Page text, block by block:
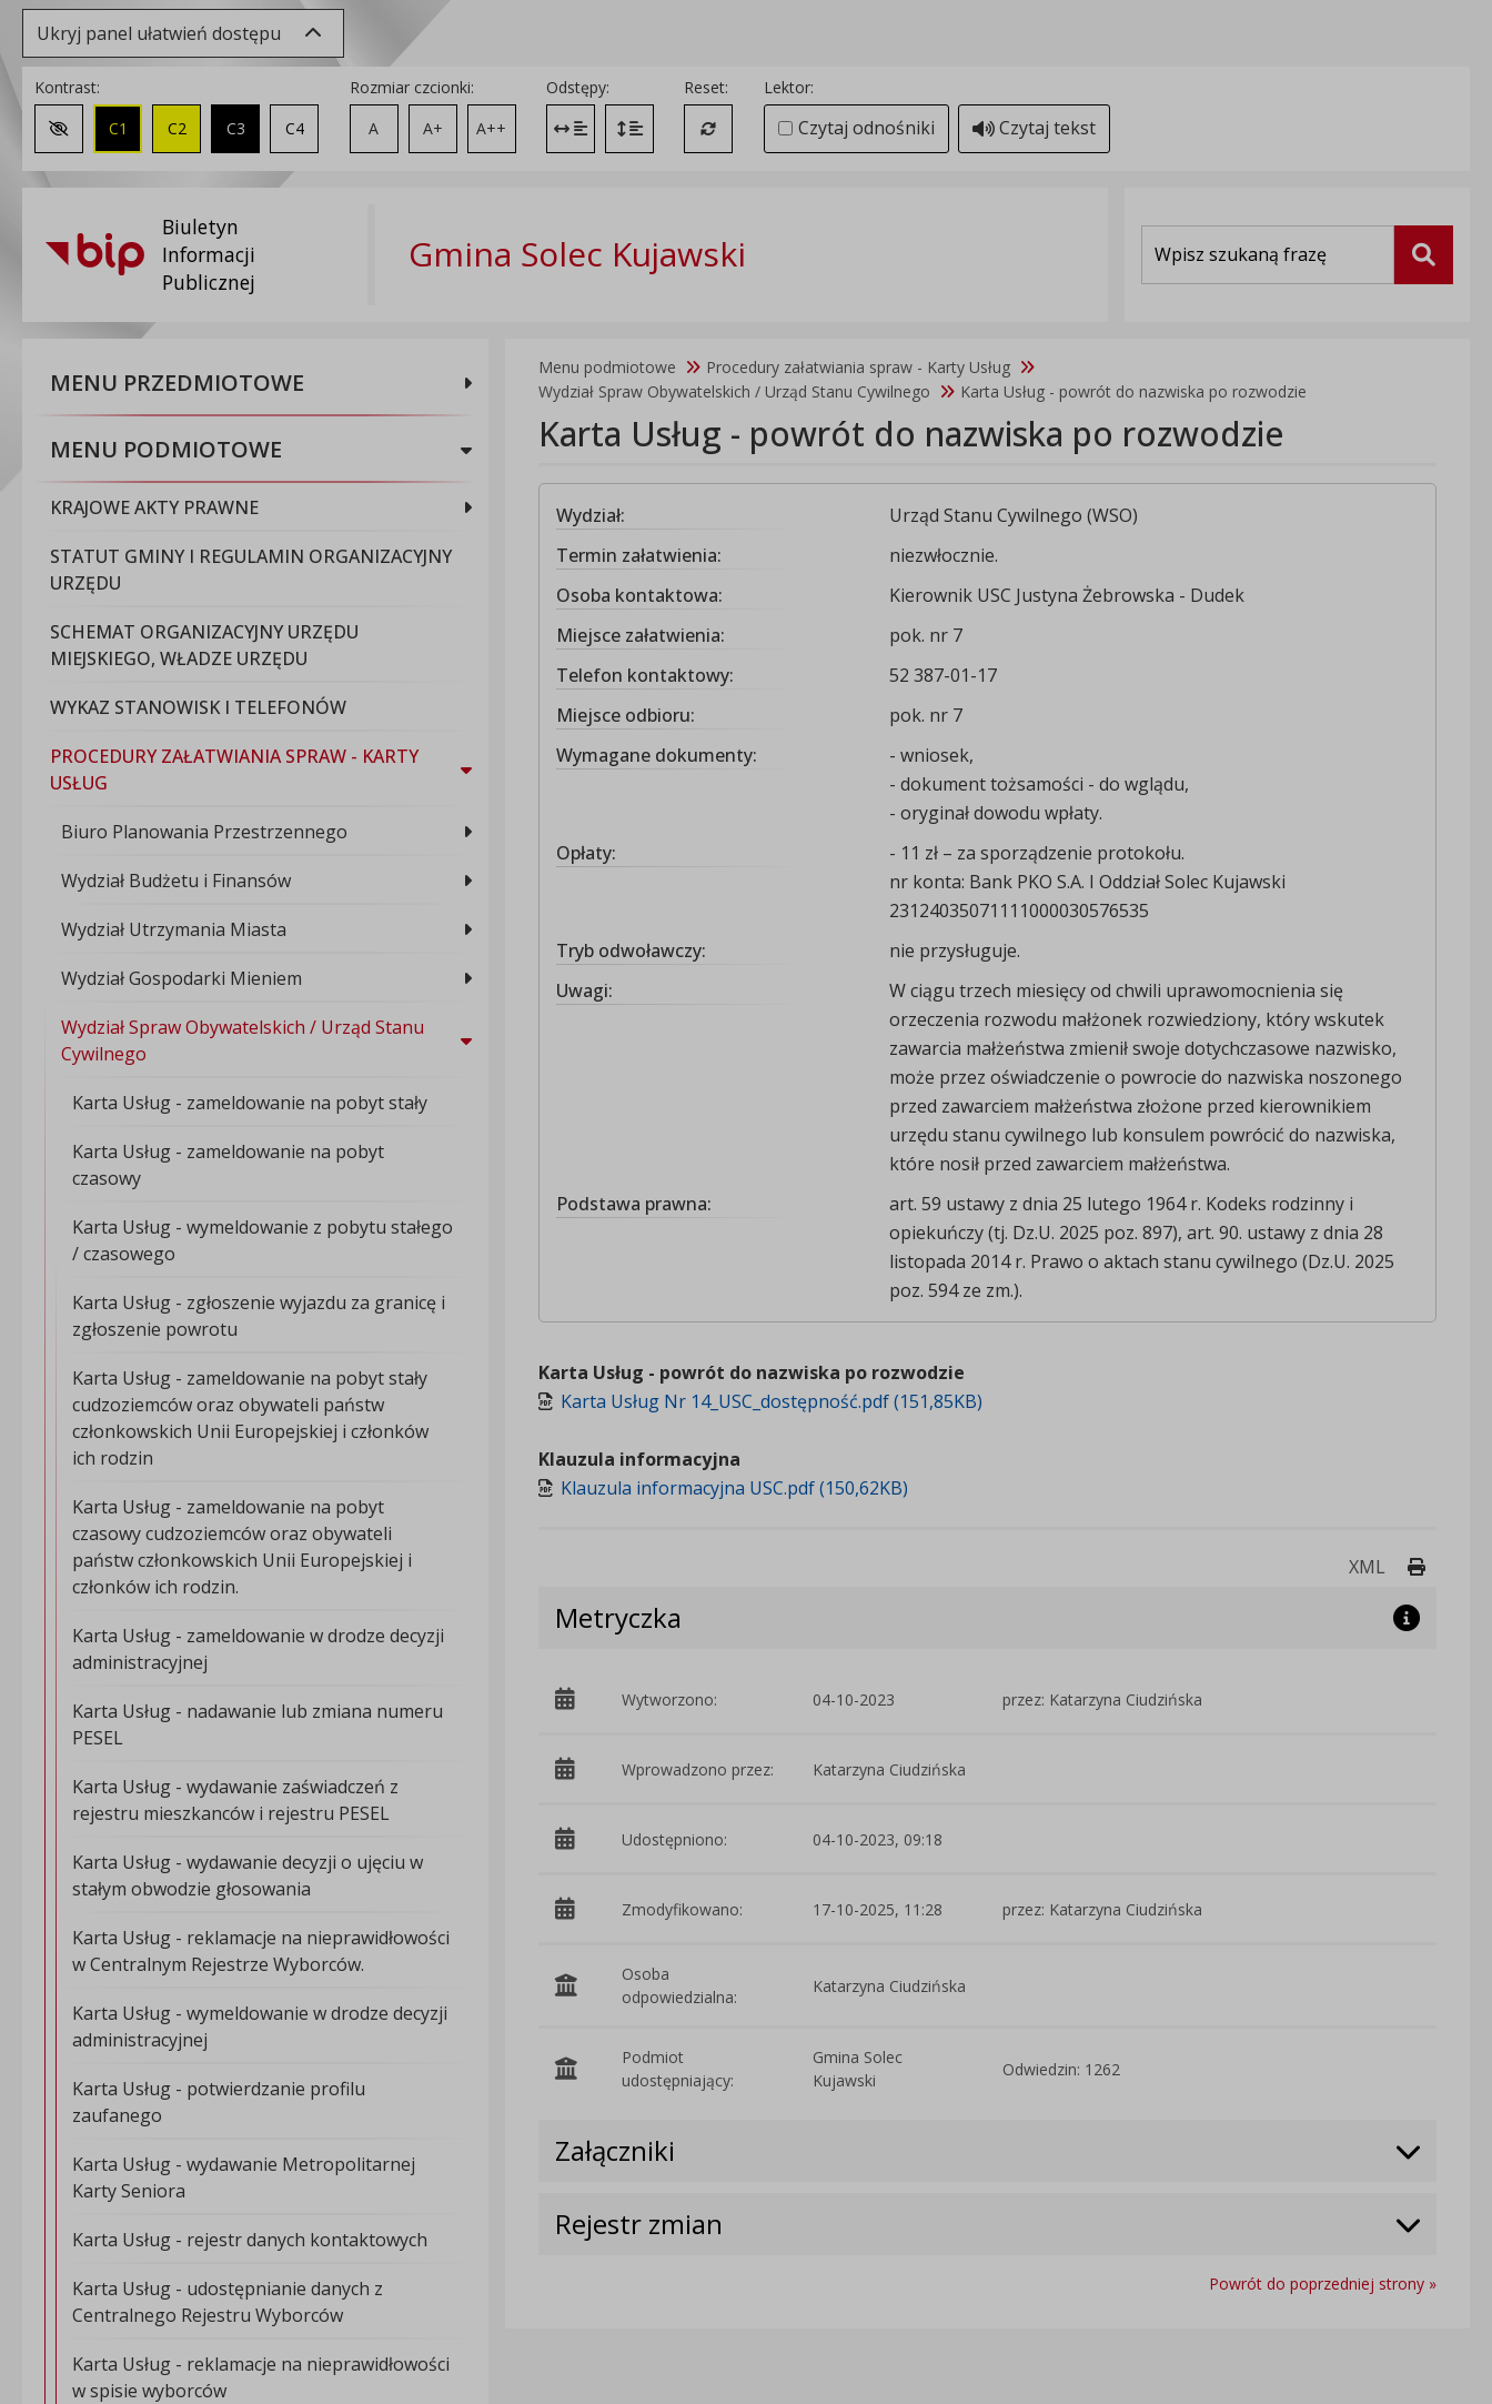
Ukryj panel ułatwień dostępu
Kontrast:
Zmień kontrast na domyślny
C1 C2 C3 C4
Rozmiar czcionki:
A
A+ A++
Odstępy:
Zmień odstęp między literami
Zmień interlinię i margines między paragrafami
Reset:
Przywróć ustawienia domyślne
Lektor:
Czytaj odnośniki Czytaj tekst
Biuletyn
Informacji
Publicznej
Gmina Solec Kujawski Szukaj
MENU PRZEDMIOTOWE
MENU PODMIOTOWE
KRAJOWE AKTY PRAWNE
STATUT GMINY I REGULAMIN ORGANIZACYJNY
URZĘDU
SCHEMAT ORGANIZACYJNY URZĘDU
MIEJSKIEGO, WŁADZE URZĘDU
WYKAZ STANOWISK I TELEFONÓW
PROCEDURY ZAŁATWIANIA SPRAW - KARTY
USŁUG
Biuro Planowania Przestrzennego
Wydział Budżetu i Finansów
Wydział Utrzymania Miasta
Wydział Gospodarki Mieniem
Wydział Spraw Obywatelskich / Urząd Stanu
Cywilnego
Karta Usług - zameldowanie na pobyt stały
Karta Usług - zameldowanie na pobyt
czasowy
Karta Usług - wymeldowanie z pobytu stałego
/ czasowego
Karta Usług - zgłoszenie wyjazdu za granicę i
zgłoszenie powrotu
Karta Usług - zameldowanie na pobyt stały
cudzoziemców oraz obywateli państw
członkowskich Unii Europejskiej i członków
ich rodzin
Karta Usług - zameldowanie na pobyt
czasowy cudzoziemców oraz obywateli
państw członkowskich Unii Europejskiej i
członków ich rodzin.
Karta Usług - zameldowanie w drodze decyzji
administracyjnej
Karta Usług - nadawanie lub zmiana numeru
PESEL
Karta Usług - wydawanie zaświadczeń z
rejestru mieszkanców i rejestru PESEL
Karta Usług - wydawanie decyzji o ujęciu w
stałym obwodzie głosowania
Karta Usług - reklamacje na nieprawidłowości
w Centralnym Rejestrze Wyborców.
Karta Usług - wymeldowanie w drodze decyzji
administracyjnej
Karta Usług - potwierdzanie profilu
zaufanego
Karta Usług - wydawanie Metropolitarnej
Karty Seniora
Karta Usług - rejestr danych kontaktowych
Karta Usług - udostępnianie danych z
Centralnego Rejestru Wyborców
Karta Usług - reklamacje na nieprawidłowości
w spisie wyborców
Menu podmiotowe
Procedury załatwiania spraw - Karty Usług
Wydział Spraw Obywatelskich / Urząd Stanu Cywilnego
Karta Usług - powrót do nazwiska po rozwodzie
Karta Usług - powrót do nazwiska po rozwodzie
Wydział:
Urząd Stanu Cywilnego (WSO)
Termin załatwienia:
niezwłocznie.
Osoba kontaktowa:
Kierownik USC Justyna Żebrowska - Dudek
Miejsce załatwienia:
pok. nr 7
Telefon kontaktowy:
52 387-01-17
Miejsce odbioru:
pok. nr 7
Wymagane dokumenty:
- wniosek,
- dokument tożsamości - do wglądu,
- oryginał dowodu wpłaty.
Opłaty:
- 11 zł – za sporządzenie protokołu.
nr konta: Bank PKO S.A. I Oddział Solec Kujawski
23124035071111000030576535
Tryb odwoławczy:
nie przysługuje.
Uwagi:
W ciągu trzech miesięcy od chwili uprawomocnienia się
orzeczenia rozwodu małżonek rozwiedziony, który wskutek
zawarcia małżeństwa zmienił swoje dotychczasowe nazwisko,
może przez oświadczenie o powrocie do nazwiska noszonego
przed zawarciem małżeństwa złożone przed kierownikiem
urzędu stanu cywilnego lub konsulem powrócić do nazwiska,
które nosił przed zawarciem małżeństwa.
Podstawa prawna:
art. 59 ustawy z dnia 25 lutego 1964 r. Kodeks rodzinny i
opiekuńczy (tj. Dz.U. 2025 poz. 897), art. 90. ustawy z dnia 28
listopada 2014 r. Prawo o aktach stanu cywilnego (Dz.U. 2025
poz. 594 ze zm.).
Karta Usług - powrót do nazwiska po rozwodzie
Karta Usług Nr 14_USC_dostępność.pdf (151,85KB)
Klauzula informacyjna
Klauzula informacyjna USC.pdf (150,62KB)
XML Drukuj
Metryczka
Wytworzono: 04-10-2023 przez: Katarzyna Ciudzińska
Wprowadzono przez: Katarzyna Ciudzińska
Udostępniono: 04-10-2023, 09:18
Zmodyfikowano: 17-10-2025, 11:28 przez: Katarzyna Ciudzińska
Osoba
odpowiedzialna:
Katarzyna Ciudzińska
Podmiot
udostępniający:
Gmina Solec
Kujawski
Odwiedzin: 1262
Załączniki
Rejestr zmian
Powrót do poprzedniej strony »